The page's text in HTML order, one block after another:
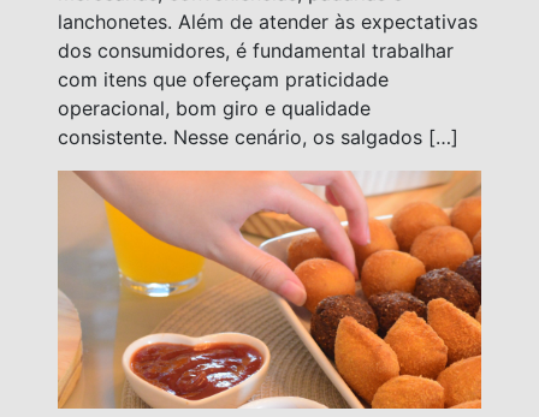
lanchonetes. Além de atender às expectativas
dos consumidores, é fundamental trabalhar
com itens que ofereçam praticidade
operacional, bom giro e qualidade
consistente. Nesse cenário, os salgados […]